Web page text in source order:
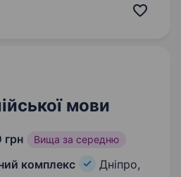
знайомство, навчання
мови
грн Вища за середню
комплекс
Дніпро,